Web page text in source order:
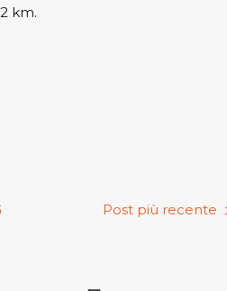
km.
Post più recente